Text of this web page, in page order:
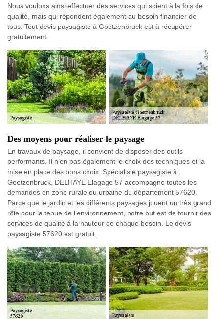
Nous voulons ainsi effectuer des services qui soient à la fois de
qualité, mais qui répondent également au besoin financier de
tous. Tout devis paysagiste à Goetzenbruck est à récupérer
gratuitement.
Des moyens pour réaliser le paysage
En travaux de paysage, il convient de disposer des outils
performants. Il n’en pas également le choix des techniques et la
mise en place des bons choix. Spécialiste paysagiste à
Goetzenbruck, DELHAYE Elagage 57 accompagne toutes les
demandes en zone rurale ou urbaine du département 57620.
Parce que le jardin et les différents paysages jouent un très grand
rôle pour la tenue de l’environnement, notre but est de fournir des
services de qualité à la hauteur de chaque besoin. Le devis
paysagiste 57620 est gratuit.